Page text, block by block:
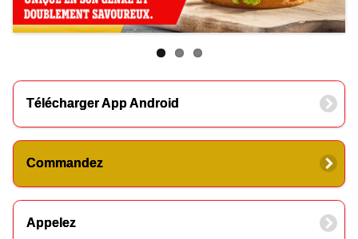
Télécharger App Android
Commandez
Appelez